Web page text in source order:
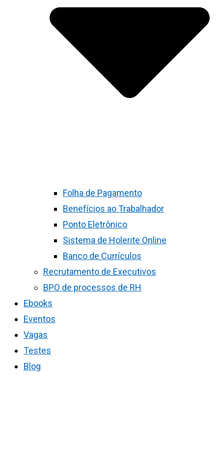
Folha de Pagamento
Benefícios ao Trabalhador
Ponto Eletrônico
Sistema de Holerite Online
Banco de Currículos
Recrutamento de Executivos
BPO de processos de RH
Ebooks
Eventos
Vagas
Testes
Blog